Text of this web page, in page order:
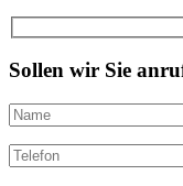
Sollen wir Sie